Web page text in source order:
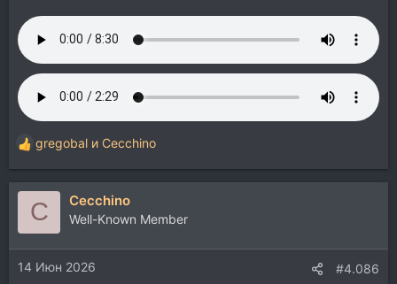
Р
е
а
и
и
:
gregobal и Cecchino
C Cecchino
Well-Known Member
14 Июн 2026 #4.086